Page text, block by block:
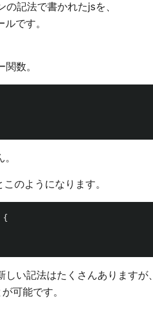
記法で書かれたjsを、
です。
数。
のようになります。
{
い記法はたくさんありますが、
可能です。